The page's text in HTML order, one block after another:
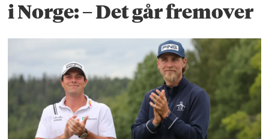
i Norge: – Det går fremover